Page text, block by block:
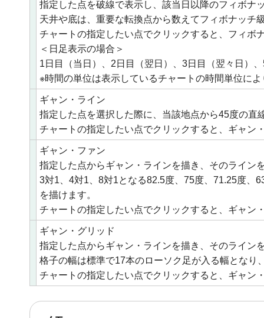
指定した点を破線で表示し、該当日以降のフィボナ
天井や底は、重要な転換点から数えてフィボナッチ
チャートの指定したい点でクリックすると、フィボ
＜日足表示の場合＞
1日目（当日）、2日目（翌日）、3日目（翌々日）
※時間の単位は表示しているチャートの時間単位によ
ギャン・ライン
指定した点を選択した際に、当該地点から45度の直
チャートの指定したい点でクリックすると、ギャン
ギャン・ファン
指定した点からギャン・ラインを描き、そのライン
3対1、4対1、8対1となる82.5度、75度、71.25度、
を描けます。
チャートの指定したい点でクリックすると、ギャン
ギャン・グリッド
指定した点からギャン・ラインを描き、そのライン
格子の幅は標準で17本のローソク足が入る幅とな
チャートの指定したい点でクリックすると、ギャン